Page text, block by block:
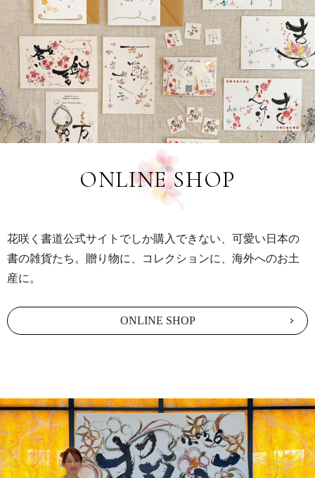
ONLINE SHOP
花咲く書道公式サイトでしか購入できない、可愛い日本の
書の雑貨たち。贈り物に、コレクションに、海外へのお土
産に。
ONLINE SHOP